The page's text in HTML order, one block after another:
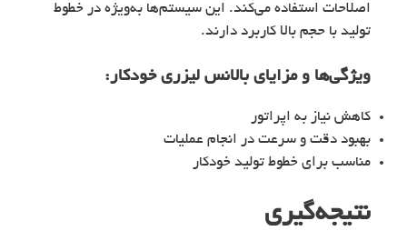
اصلاحات استفاده می‌کند. این سیستم‌ها به‌ویژه در خطوط
تولید با حجم بالا کاربرد دارند.
ویژگی‌ها و مزایای بالانس لیزری خودکار:
کاهش نیاز به اپراتور
بهبود دقت و سرعت در انجام عملیات
مناسب برای خطوط تولید خودکار
نتیجه‌گیری